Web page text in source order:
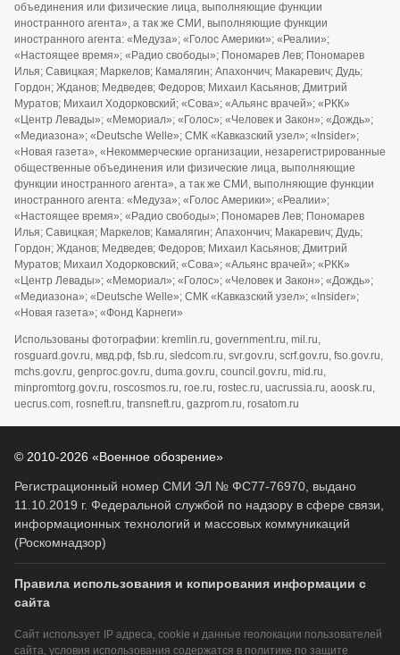
объединения или физические лица, выполняющие функции
иностранного агента», а так же СМИ, выполняющие функции
иностранного агента: «Медуза»; «Голос Америки»; «Реалии»;
«Настоящее время»; «Радио свободы»; Пономарев Лев; Пономарев
Илья; Савицкая; Маркелов; Камалягин; Апахончич; Макаревич; Дудь;
Гордон; Жданов; Медведев; Федоров; Михаил Касьянов; Дмитрий
Муратов; Михаил Ходорковский; «Сова»; «Альянс врачей»; «РКК»
«Центр Левады»; «Мемориал»; «Голос»; «Человек и Закон»; «Дождь»;
«Медиазона»; «Deutsche Welle»; СМК «Кавказский узел»; «Insider»;
«Новая газета», «Некоммерческие организации, незарегистрированные
общественные объединения или физические лица, выполняющие
функции иностранного агента», а так же СМИ, выполняющие функции
иностранного агента: «Медуза»; «Голос Америки»; «Реалии»;
«Настоящее время»; «Радио свободы»; Пономарев Лев; Пономарев
Илья; Савицкая; Маркелов; Камалягин; Апахончич; Макаревич; Дудь;
Гордон; Жданов; Медведев; Федоров; Михаил Касьянов; Дмитрий
Муратов; Михаил Ходорковский; «Сова»; «Альянс врачей»; «РКК»
«Центр Левады»; «Мемориал»; «Голос»; «Человек и Закон»; «Дождь»;
«Медиазона»; «Deutsche Welle»; СМК «Кавказский узел»; «Insider»;
«Новая газета»; «Фонд Карнеги»
Использованы фотографии: kremlin.ru, government.ru, mil.ru,
rosguard.gov.ru, мвд.рф, fsb.ru, sledcom.ru, svr.gov.ru, scrf.gov.ru, fso.gov.ru,
mchs.gov.ru, genproc.gov.ru, duma.gov.ru, council.gov.ru, mid.ru,
minpromtorg.gov.ru, roscosmos.ru, roe.ru, rostec.ru, uacrussia.ru, aoosk.ru,
uecrus.com, rosneft.ru, transneft.ru, gazprom.ru, rosatom.ru
© 2010-2026 «Военное обозрение»
Регистрационный номер СМИ ЭЛ № ФС77-76970, выдано
11.10.2019 г. Федеральной службой по надзору в сфере связи,
информационных технологий и массовых коммуникаций
(Роскомнадзор)
Правила использования и копирования информации с
сайта
Сайт использует IP адреса, cookie и данные геолокации пользователей
сайта, условия использования содержатся в политике по защите